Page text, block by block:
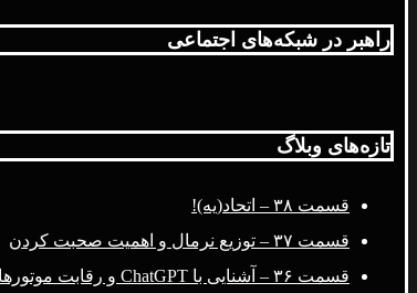
راهبر در شبکه‌های اجتماعی
تازه‌های وبلاگ
قسمت ۳۸ – اتحاد(یه)!
قسمت ۳۷ – توزیع نرمال و اهمیت صحبت کردن
قسمت ۳۶ – آشنایی با ChatGPT و رقابت موتورهای جستجو